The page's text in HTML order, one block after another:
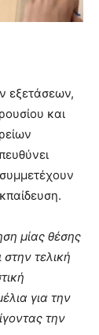
εξετάσεων,
και
μίας θέσης
τελική
για την
την